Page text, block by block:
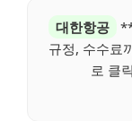
대한항공
규정, 수수료
로 클